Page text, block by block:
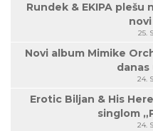
Rundek & EKIPA
25.
Novi album Mimike
danas
24.
Erotic Biljan & His
singlom
24.